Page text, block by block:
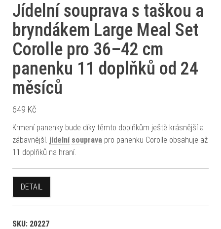
Jídelní souprava s taškou a
bryndákem Large Meal Set
Corolle pro 36–42 cm
panenku 11 doplňků od 24
měsíců
649 Kč
Krmení panenky bude díky těmto doplňkům ještě krásnější a
zábavnější. jídelní souprava pro panenku Corolle obsahuje až
11 doplňků na hraní.
DETAIL
SKU: 20227